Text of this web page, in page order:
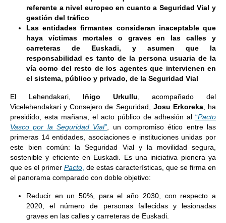
referente a nivel europeo en cuanto a Seguridad Vial y
gestión del tráfico
Las entidades firmantes consideran inaceptable que
haya víctimas mortales o graves en las calles y
carreteras de Euskadi, y asumen que la
responsabilidad es tanto de la persona usuaria de la
vía como del resto de los agentes que intervienen en
el sistema, público y privado, de la Seguridad Vial
El Lehendakari, Iñigo Urkullu , acompañado del
Vicelehendakari y Consejero de Seguridad, Josu Erkoreka, ha
presidido, esta mañana, el acto público de adhesión al “Pacto
Vasco por la Seguridad Vial” , un compromiso ético entre las
primeras 14 entidades, asociaciones e instituciones unidas por
este bien común: la Seguridad Vial y la movilidad segura,
sostenible y eficiente en Euskadi. Es una iniciativa pionera ya
que es el primer Pacto de estas características, que se firma en
el panorama comparado con doble objetivo:
Reducir en un 50%, para el año 2030, con respecto a
2020, el número de personas fallecidas y lesionadas
graves en las calles y carreteras de Euskadi.